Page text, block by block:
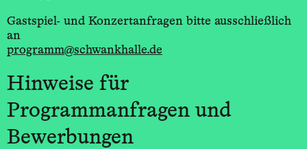
Gastspiel- und Konzertanfragen bitte ausschließlich
an
programm@schwankhalle.de
Hinweise für
Programmanfragen und
Bewerbungen